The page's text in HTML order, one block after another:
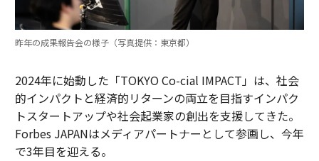
昨年の成果報告会の様子（写真提供：東京都）
2024年に始動した「TOKYO Co-cial IMPACT」は、社会
的インパクトと経済的リターンの両立を目指すインパク
トスタートアップや社会起業家の創出を支援してきた。
Forbes JAPANはメディアパートナーとして参画し、今年
で3年目を迎える。